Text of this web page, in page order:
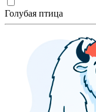
Голубая птица